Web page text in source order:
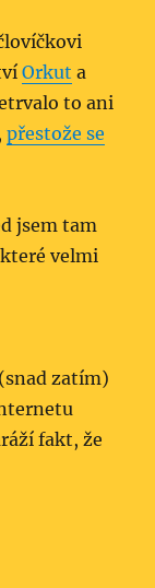
Orkut a
to ani
přestože se
jsem tam
velmi
zatím)
fakt, že